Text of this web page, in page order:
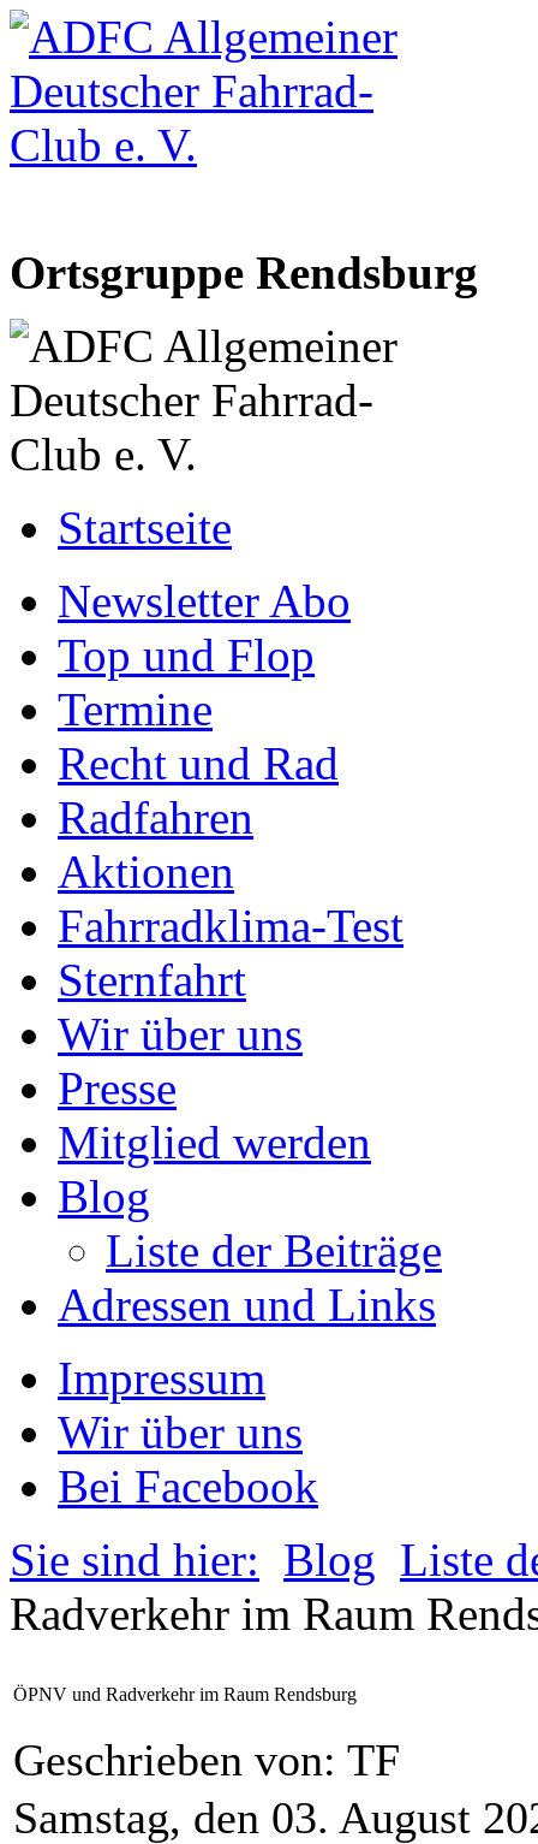
Ortsgruppe Rendsburg
Startseite
Newsletter Abo
Top und Flop
Termine
Recht und Rad
Radfahren
Aktionen
Fahrradklima-Test
Sternfahrt
Wir über uns
Presse
Mitglied werden
Blog
Liste der Beiträge
Adressen und Links
Impressum
Wir über uns
Bei Facebook
Sie sind hier: Blog Liste
Radverkehr im Raum
ÖPNV und Radverkehr im Raum Rendsburg
Geschrieben von: TF
Samstag, den 03. August